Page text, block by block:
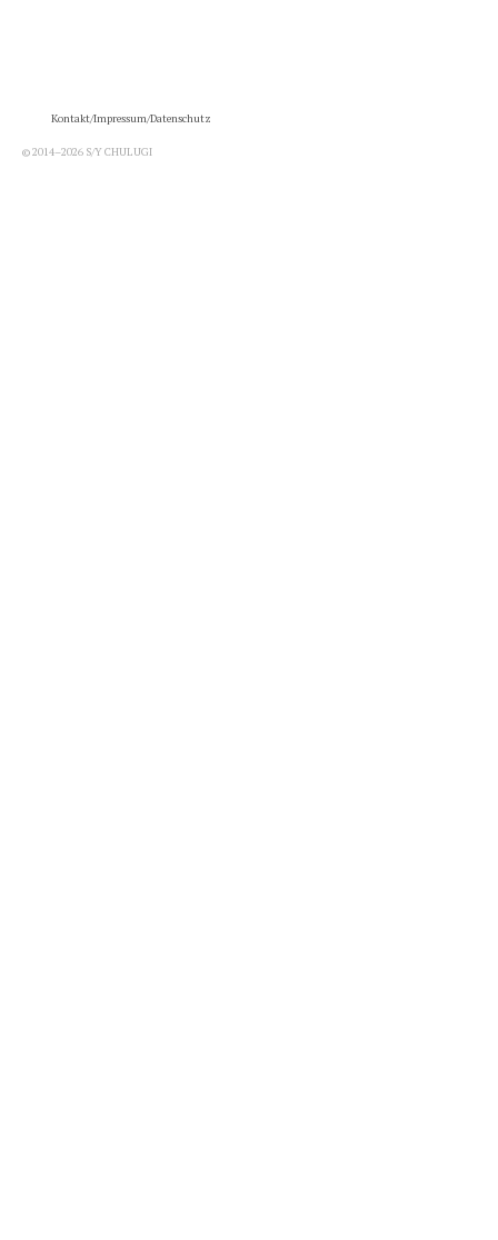
Kontakt/Impressum/Datenschutz
© 2014–2026 S/Y CHULUGI